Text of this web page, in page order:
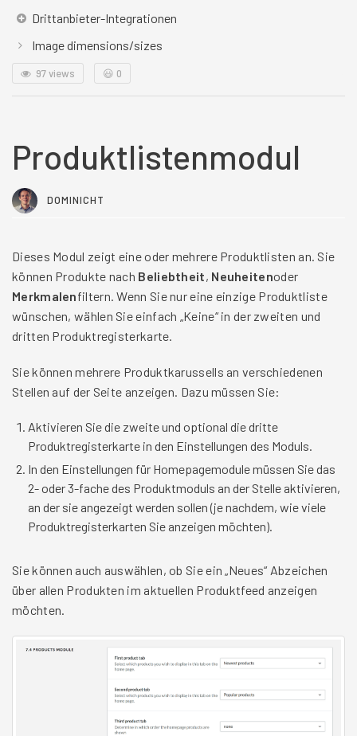
Drittanbieter-Integrationen
Image dimensions/sizes
97 views 😃 0
Produktlistenmodul
DOMINICHT
Dieses Modul zeigt eine oder mehrere Produktlisten an. Sie
können Produkte nach Beliebtheit, Neuheitenoder
Merkmalenfiltern. Wenn Sie nur eine einzige Produktliste
wünschen, wählen Sie einfach „Keine“ in der zweiten und
dritten Produktregisterkarte.
Sie können mehrere Produktkarussells an verschiedenen
Stellen auf der Seite anzeigen. Dazu müssen Sie:
Aktivieren Sie die zweite und optional die dritte
Produktregisterkarte in den Einstellungen des Moduls.
In den Einstellungen für Homepagemodule müssen Sie das
2- oder 3-fache des Produktmoduls an der Stelle aktivieren,
an der sie angezeigt werden sollen (je nachdem, wie viele
Produktregisterkarten Sie anzeigen möchten).
Sie können auch auswählen, ob Sie ein „Neues“ Abzeichen
über allen Produkten im aktuellen Produktfeed anzeigen
möchten.